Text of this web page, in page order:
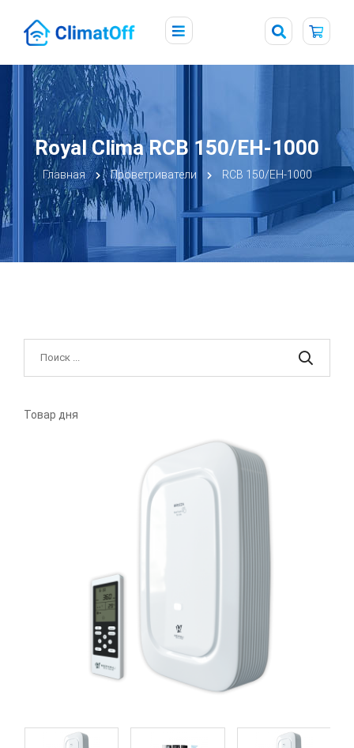
Royal Clima RCB 150/EH-1000
Главная Проветриватели RCB 150/EH-1000
Товар дня